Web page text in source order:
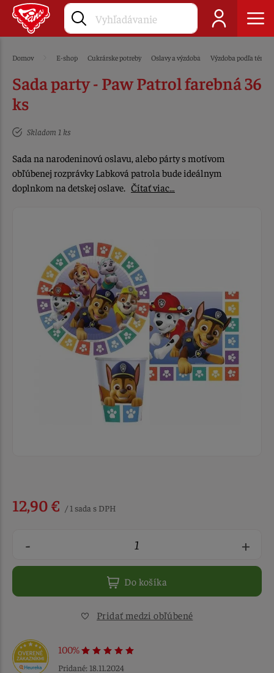
Domov E-shop Cukrárske potreby Oslavy a výzdoba Výzdoba podľa témy
Sada party - Paw Patrol farebná 36
ks
Skladom 1 ks
Sada na narodeninovú oslavu, alebo párty s motívom
obľúbenej rozprávky Labková patrola bude ideálnym
doplnkom na detskej oslave. Čítať viac…
12,90 € / 1 sada s DPH
- +
Do košíka
Pridať medzi obľúbené
100%
Pridané: 18.11.2024